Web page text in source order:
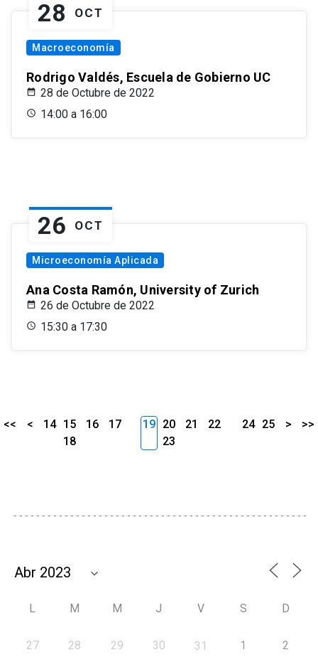
28 OCT
Macroeconomía
Rodrigo Valdés, Escuela de Gobierno UC
28 de Octubre de 2022
14:00 a 16:00
26 OCT
Microeconomía Aplicada
Ana Costa Ramón, University of Zurich
26 de Octubre de 2022
15:30 a 17:30
<< < 14 15 16
17
18
19 20 21
22
23
24 25 > >>
L M M J V S D
27 28 29 30 31 1 2